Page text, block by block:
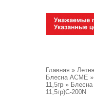
Главная »
Блесна ACME »
11,5гр » Блесна
11,5гр)С-200N